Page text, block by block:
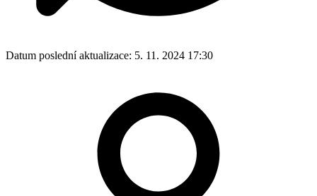
Datum poslední aktualizace: 5. 11. 2024 17:30